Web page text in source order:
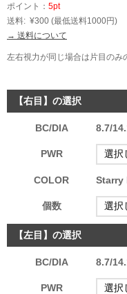
ポイント： 5pt
送料: ¥300 (最低送料1000円)
→ 送料について
左右視力が同じ場合は片目のみ
【右目】の選択
BC/DIA 8.7/
PWR
COLOR Starry
個数
【左目】の選択
BC/DIA 8.7/
PWR